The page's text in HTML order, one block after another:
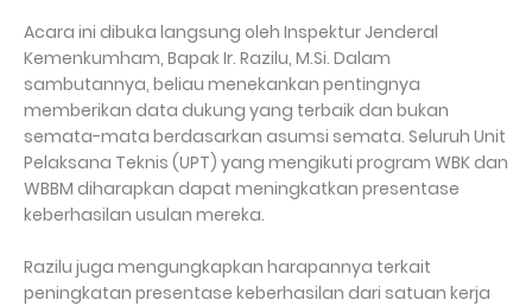
Acara ini dibuka langsung oleh Inspektur Jenderal
Kemenkumham, Bapak Ir. Razilu, M.Si. Dalam
sambutannya, beliau menekankan pentingnya
memberikan data dukung yang terbaik dan bukan
semata-mata berdasarkan asumsi semata. Seluruh Unit
Pelaksana Teknis (UPT) yang mengikuti program WBK dan
WBBM diharapkan dapat meningkatkan presentase
keberhasilan usulan mereka.
Razilu juga mengungkapkan harapannya terkait
peningkatan presentase keberhasilan dari satuan kerja